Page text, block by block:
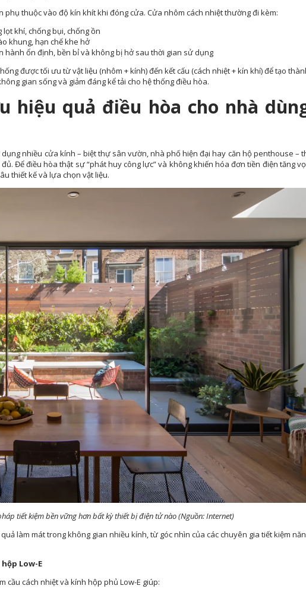
phụ thuộc vào độ kín khít khi đóng cửa. Cửa nhôm cách nhiệt thường đi kèm:
khí, chống bụi, chống ồn
khung, hạn chế khe hở
hành ổn định, bền bỉ và không bị hở sau thời gian sử dụng
được tối ưu từ vật liệu (nhôm + kính) đến kết cấu (cách nhiệt + kín khí) để tạo
gian sống và giảm đáng kể tải cho hệ thống điều hòa.
hiệu quả điều hòa cho nhà
nhiều cửa kính – biệt thự sân vườn, nhà phố hiện đại hay căn hộ penthouse –
Để điều hòa thật sự “phát huy công lực” và không khiến hóa đơn tiền điện tăng
thiết kế và lựa chọn vật liệu.
tiết kiệm bền vững hơn bất kỳ thiết bị điện tử nào (Nguồn: Internet)
làm mát trong không gian nhiều kính, từ góc nhìn của các chuyên gia tiết kiệm
Low-E
cầu cách nhiệt và kính hộp phủ Low-E giúp: